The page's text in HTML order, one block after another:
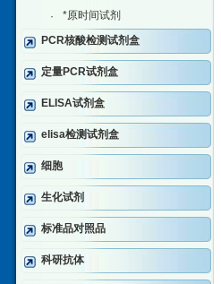
·
*原时间试剂
PCR核酸检测试剂盒
定量PCR试剂盒
ELISA试剂盒
elisa检测试剂盒
细胞
生化试剂
标准品对照品
科研抗体